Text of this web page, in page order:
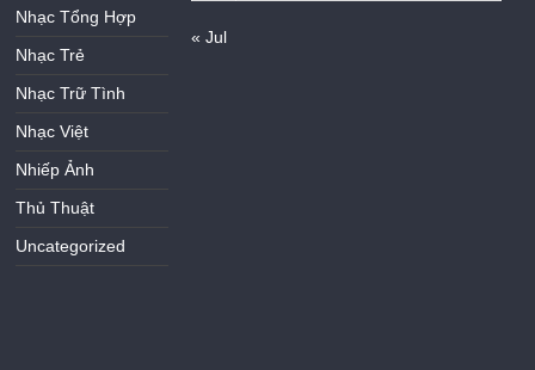
Nhạc Tổng Hợp
Nhạc Trẻ
Nhạc Trữ Tình
Nhạc Việt
Nhiếp Ảnh
Thủ Thuật
Uncategorized
« Jul